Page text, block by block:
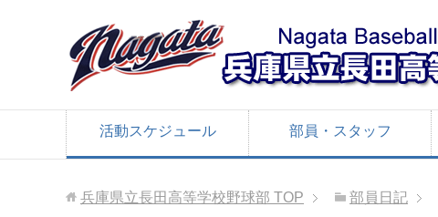
活動スケジュール 部員・スタッフ
兵庫県立長田高等学校野球部 TOP 部員日記